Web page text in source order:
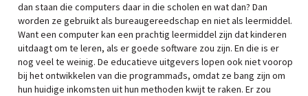
dan staan die computers daar in die scholen en wat dan? Dan
worden ze gebruikt als bureaugereedschap en niet als leermiddel.
Want een computer kan een prachtig leermiddel zijn dat kinderen
uitdaagt om te leren, als er goede software zou zijn. En die is er
nog veel te weinig. De educatieve uitgevers lopen ook niet voorop
bij het ontwikkelen van die programmađs, omdat ze bang zijn om
hun huidige inkomsten uit hun methoden kwijt te raken. Er zou